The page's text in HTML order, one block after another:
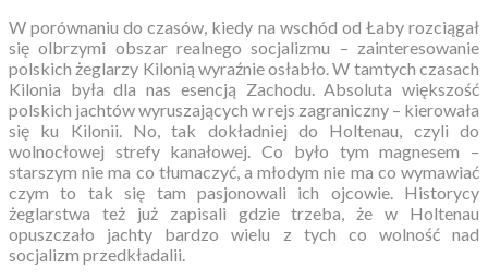
W porównaniu do czasów, kiedy na wschód od Łaby rozciągał
się olbrzymi obszar realnego socjalizmu – zainteresowanie
polskich żeglarzy Kilonią wyraźnie osłabło. W tamtych czasach
Kilonia była dla nas esencją Zachodu. Absoluta większość
polskich jachtów wyruszających w rejs zagraniczny – kierowała
się ku Kilonii. No, tak dokładniej do Holtenau, czyli do
wolnocłowej strefy kanałowej. Co było tym magnesem –
starszym nie ma co tłumaczyć, a młodym nie ma co wymawiać
czym to tak się tam pasjonowali ich ojcowie. Historycy
żeglarstwa też już zapisali gdzie trzeba, że w Holtenau
opuszczało jachty bardzo wielu z tych co wolność nad
socjalizm przedkładalii.